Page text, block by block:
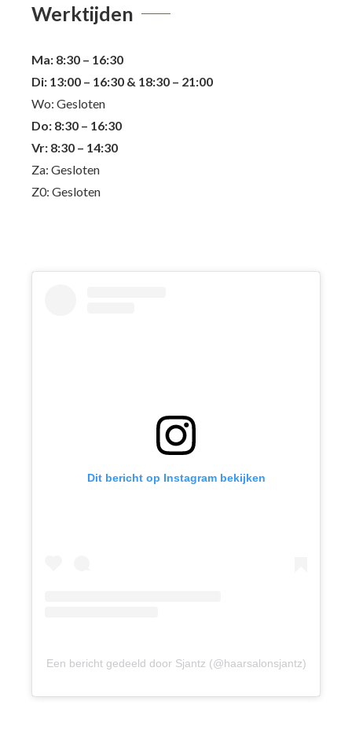
Werktijden
Ma: 8:30 – 16:30
Di: 13:00 – 16:30 & 18:30 – 21:00
Wo: Gesloten
Do: 8:30 – 16:30
Vr: 8:30 – 14:30
Za: Gesloten
Z0: Gesloten
Dit bericht op Instagram bekijken
Een bericht gedeeld door Sjantz (@haarsalonsjantz)